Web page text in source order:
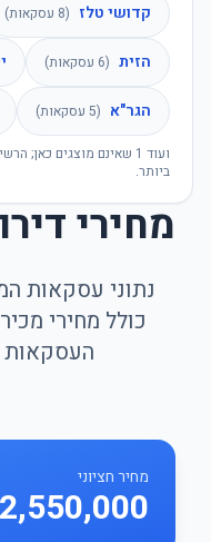
קדושי טלז (
8 עסקאות)
הזית (
6 עסקאות)
הגר"א (
5 עסקאות)
ועוד 1 שאינם מוצגים כאן;
ביותר.
מחירי
נתוני עסקאות
כולל מחירי
העסקאות
מחיר חציוני